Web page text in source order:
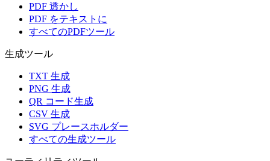
PDF 透かし
PDF をテキストに
すべてのPDFツール
生成ツール
TXT 生成
PNG 生成
QR コード生成
CSV 生成
SVG プレースホルダー
すべての生成ツール